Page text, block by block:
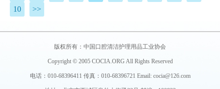
10
>>
版权所有：中国口腔清洁护理用品工业协会
Copyright © 2005 COCIA.ORG All Rights Reserved
电话：010-68396411 传真：010-68396721 Email: cocia@126.com